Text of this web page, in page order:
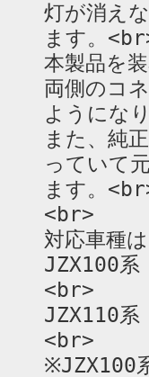
灯が消え
ます。
本製品を
両側のコ
ようにな
また、純
っていて
ます。
<br>
対応車種
JZX100
<br>
JZX110
<br>
※JZX100